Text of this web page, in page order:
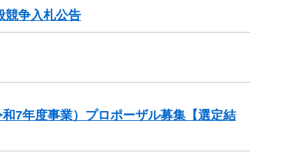
競争入札公告
7年度事業）プロポーザル募集【選定結